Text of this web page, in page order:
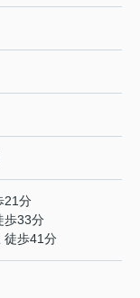
21分
歩33分
徒歩41分